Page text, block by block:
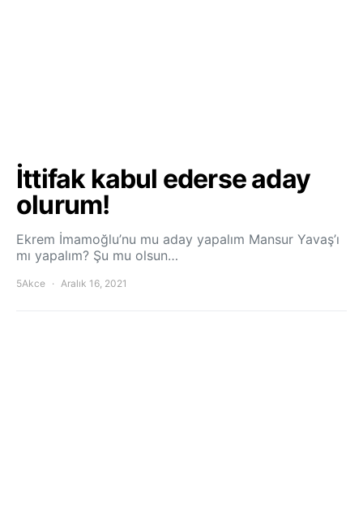
İttifak kabul ederse aday
olurum!
Ekrem İmamoğlu’nu mu aday yapalım Mansur Yavaş’ı
mı yapalım? Şu mu olsun…
5Akce Aralık 16, 2021